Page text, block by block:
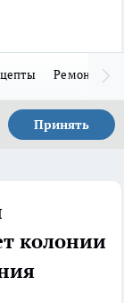
Ремонт
Принять
колонии